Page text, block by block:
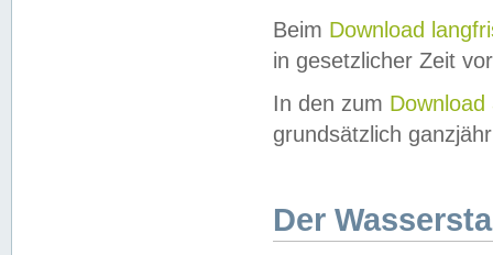
Beim Download
in gesetzlicher Zeit
In den zum Download
grundsätzlich
Der